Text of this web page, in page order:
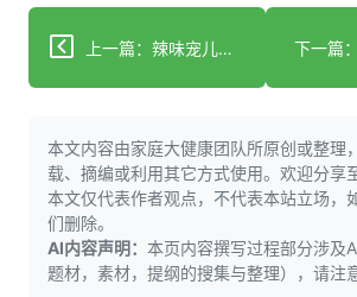
上一篇：辣味宠儿守护视力与心脏健康
本文内容由家庭大健康团队所原创或整理
载、摘编或利用其它方式使用。欢迎分享
本文仅代表作者观点，不代表本站立场，
们删除。
AI内容声明： 本页内容撰写过程部分涉及
题材，素材，提纲的搜集与整理），请注